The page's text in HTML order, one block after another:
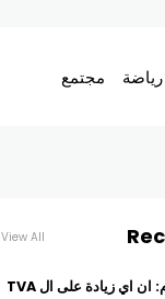
رياضة مجتمع
View All
سلوم: ان اي زيادة على ال TVA